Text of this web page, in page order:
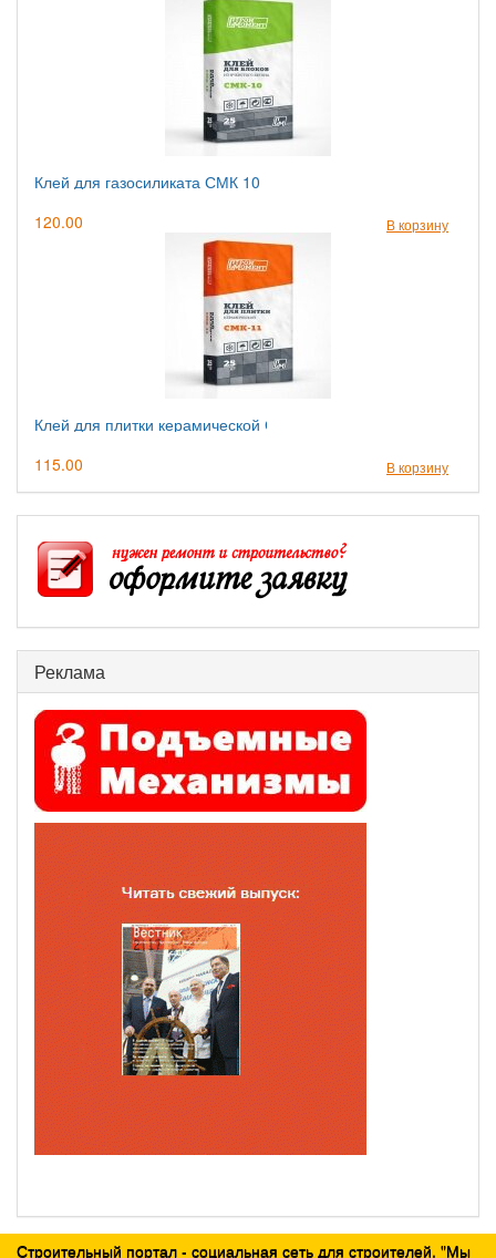
Клей для газосиликата СМК 10
120.00
В корзину
Клей для плитки керамической СМК11
115.00
В корзину
Реклама
Строительный портал - социальная сеть для строителей. "Мы